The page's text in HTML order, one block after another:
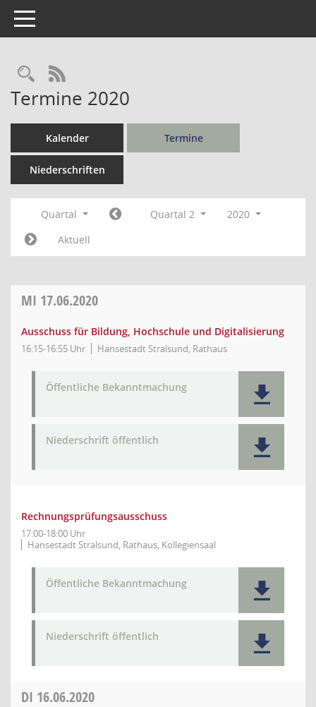
Toggle navigation
Rechercheauswahl
RSS-Feed
Termine 2020
Kalender Termine
Niederschriften
Quartal Quartal 2
2020
Aktuell
MI 17.06.2020
Ausschuss für Bildung, Hochschule und Digitalisierung
16:15-16:55 Uhr Hansestadt Stralsund, Rathaus
Öffentliche Bekanntmachung
Niederschrift öffentlich
Rechnungsprüfungsausschuss
17:00-18:00 Uhr
Hansestadt Stralsund, Rathaus, Kollegiensaal
Öffentliche Bekanntmachung
Niederschrift öffentlich
DI 16.06.2020